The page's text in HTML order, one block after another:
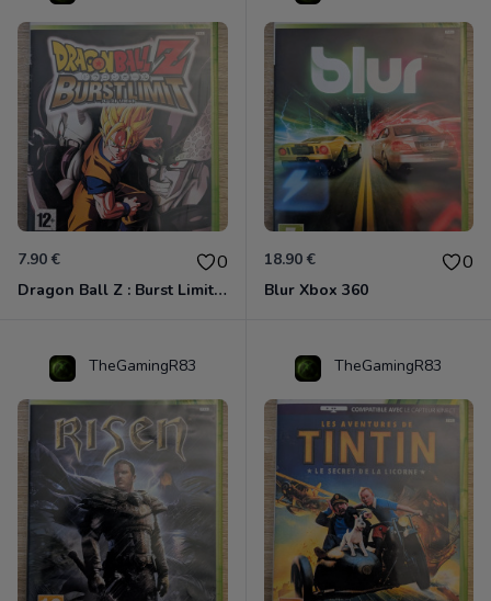
7.90 € 0
Dragon Ball Z : Burst Limit Xbox 360
18.90 € 0
Blur Xbox 360
TheGamingR83 TheGamingR83